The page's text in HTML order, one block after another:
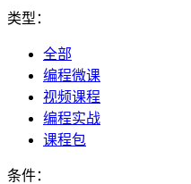
类型：
全部
编程微课
视频课程
编程实战
课程包
条件：